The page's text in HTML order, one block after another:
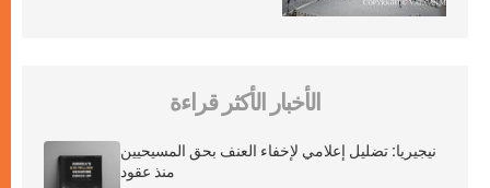
الأخبار الأكثر قراءة
نيجيريا: تضليل إعلامي لإخفاء العنف بحق المسيحيين
منذ عقود